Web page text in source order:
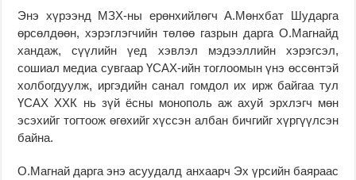
Энэ хүрээнд МЗХ-ны ерөнхийлөгч А.Мөнхбат Шударга
өрсөлдөөн, хэрэглэгчийн төлөө газрын дарга О.Магнайд
хандаж, сүүлийн үед хэвлэл мэдээллийн хэрэгсэл,
сошиал медиа сувгаар ҮСАХ-ийн тоглоомын үнэ өссөнтэй
холбогдуулж, иргэдийн санал гомдол их ирж байгаа тул
ҮСАХ ХХК нь зүй ёсны монополь аж ахуй эрхлэгч мөн
эсэхийг тогтоож өгөхийг хүссэн албан бичгийг хүргүүлсэн
байна.
О.Магнай дарга энэ асуудалд анхаарч Эх үрсийн баяраас